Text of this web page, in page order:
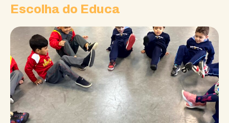
Escolha do Educa